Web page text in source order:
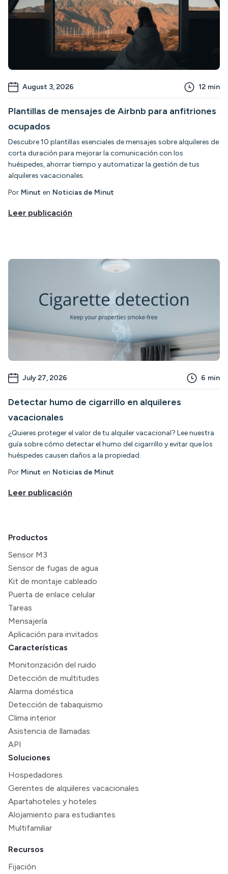
August 3, 2026 12 min
Plantillas de mensajes de Airbnb para anfitriones
ocupados
Descubre 10 plantillas esenciales de mensajes sobre alquileres de
corta duración para mejorar la comunicación con los
huéspedes, ahorrar tiempo y automatizar la gestión de tus
alquileres vacacionales.
Por Minut en Noticias de Minut
Leer publicación
July 27, 2026 6 min
Detectar humo de cigarrillo en alquileres
vacacionales
¿Quieres proteger el valor de tu alquiler vacacional? Lee nuestra
guía sobre cómo detectar el humo del cigarrillo y evitar que los
huéspedes causen daños a la propiedad.
Por Minut en Noticias de Minut
Leer publicación
Productos
Sensor M3
Sensor de fugas de agua
Kit de montaje cableado
Puerta de enlace celular
Tareas
Mensajería
Aplicación para invitados
Características
Monitorización del ruido
Detección de multitudes
Alarma doméstica
Detección de tabaquismo
Clima interior
Asistencia de llamadas
API
Soluciones
Hospedadores
Gerentes de alquileres vacacionales
Apartahoteles y hoteles
Alojamiento para estudiantes
Multifamiliar
Recursos
Fijación